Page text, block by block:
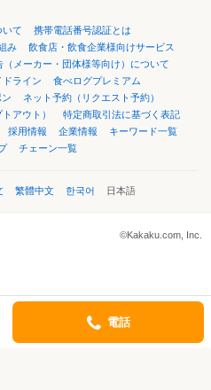
いて
携帯電話番号認証とは
み
飲食店・飲食企業様向けサービス
（メーカー・団体様等向け）について
ドライン
食べログプレミアム
ネット予約（リクエスト予約）
アウト）
特定商取引法に基づく表記
採用情報 企業情報
キーワード一覧
チェーン一覧
繁體中文 한국어 日本語
©Kakaku.com, Inc.
電話